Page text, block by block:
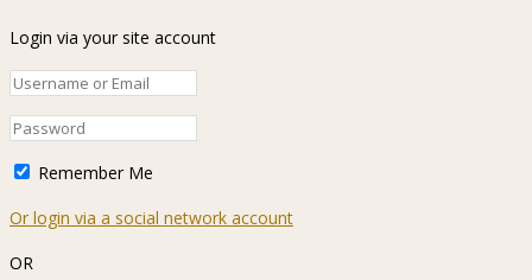
Login via your site account
Remember Me
Or login via a social network account
OR